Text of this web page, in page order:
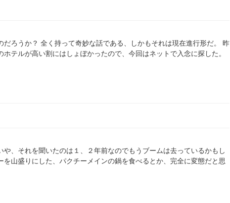
だろうか？ 全く持って奇妙な話である、しかもそれは現在進行形だ。 昨
テルが高い割にはしょぼかったので、今回はネットで入念に探した。
、それを聞いたのは１、２年前なのでもうブームは去っているかもし
山盛りにした、パクチーメインの鍋を食べるとか、完全に変態だと思